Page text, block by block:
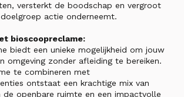
versterkt de boodschap en vergroot
actie onderneemt.
bioscoopreclame:
biedt een unieke mogelijkheid om jouw
omgeving zonder afleiding te bereiken.
te combineren met
ontstaat een krachtige mix van
de openbare ruimte en een impactvolle